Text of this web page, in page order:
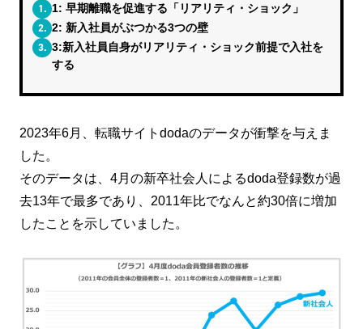
1. 1: 早期離職を促進する「リアリティ・ショック」
2. 2: 新入社員がぶつかる3つの壁
3. 3:新入社員自身がリアリティ・ショック前提で入社を
する
2023年6月、転職サイトdodaのデータが衝撃を与えま
した。
そのデータは、4月の新卒社会人によるdoda登録数が過
去13年で最多であり、2011年比でなんと約30倍に増加
したことを示していました。